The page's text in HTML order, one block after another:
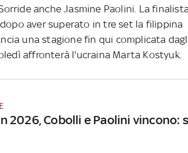
anche Jasmine Paolini. La
aver superato in tre set la filippina
una stagione fin qui complicata
affronterà l'ucraina Marta Kostyuk.
2026, Cobolli e Paolini vincono: